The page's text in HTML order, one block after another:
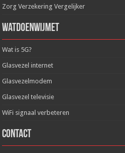
Zorg Verzekering Vergelijker
WatDoenWijMet
Wat is 5G?
Glasvezel internet
Glasvezelmodem
Glasvezel televisie
WiFi signaal verbeteren
Contact